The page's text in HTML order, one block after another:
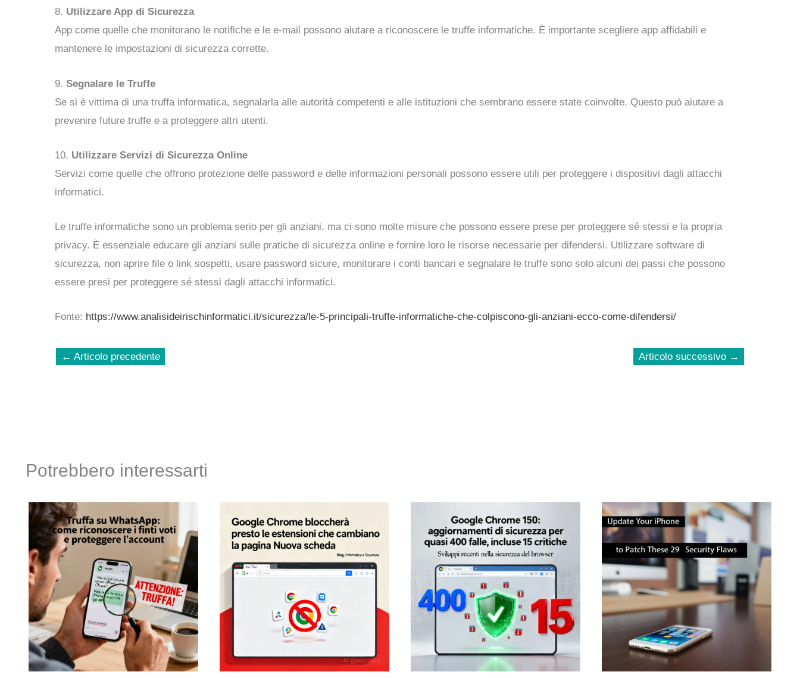
8. Utilizzare App di Sicurezza
App come quelle che monitorano le notifiche e le e-mail possono aiutare a riconoscere le truffe informatiche. È importante scegliere app affidabili e
mantenere le impostazioni di sicurezza corrette.
9. Segnalare le Truffe
Se si è vittima di una truffa informatica, segnalarla alle autorità competenti e alle istituzioni che sembrano essere state coinvolte. Questo può aiutare a
prevenire future truffe e a proteggere altri utenti.
10. Utilizzare Servizi di Sicurezza Online
Servizi come quelle che offrono protezione delle password e delle informazioni personali possono essere utili per proteggere i dispositivi dagli attacchi
informatici.
Le truffe informatiche sono un problema serio per gli anziani, ma ci sono molte misure che possono essere prese per proteggere sé stessi e la propria
privacy. È essenziale educare gli anziani sulle pratiche di sicurezza online e fornire loro le risorse necessarie per difendersi. Utilizzare software di
sicurezza, non aprire file o link sospetti, usare password sicure, monitorare i conti bancari e segnalare le truffe sono solo alcuni dei passi che possono
essere presi per proteggere sé stessi dagli attacchi informatici.
Fonte: https://www.analisideirischinformatici.it/sicurezza/le-5-principali-truffe-informatiche-che-colpiscono-gli-anziani-ecco-come-difendersi/
← Articolo precedente Articolo successivo →
Potrebbero interessarti